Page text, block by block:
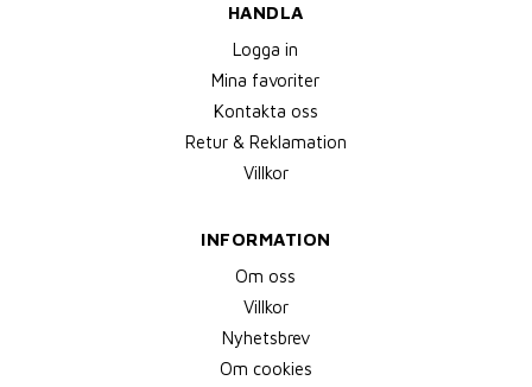
HANDLA
Logga in
Mina favoriter
Kontakta oss
Retur & Reklamation
Villkor
INFORMATION
Om oss
Villkor
Nyhetsbrev
Om cookies